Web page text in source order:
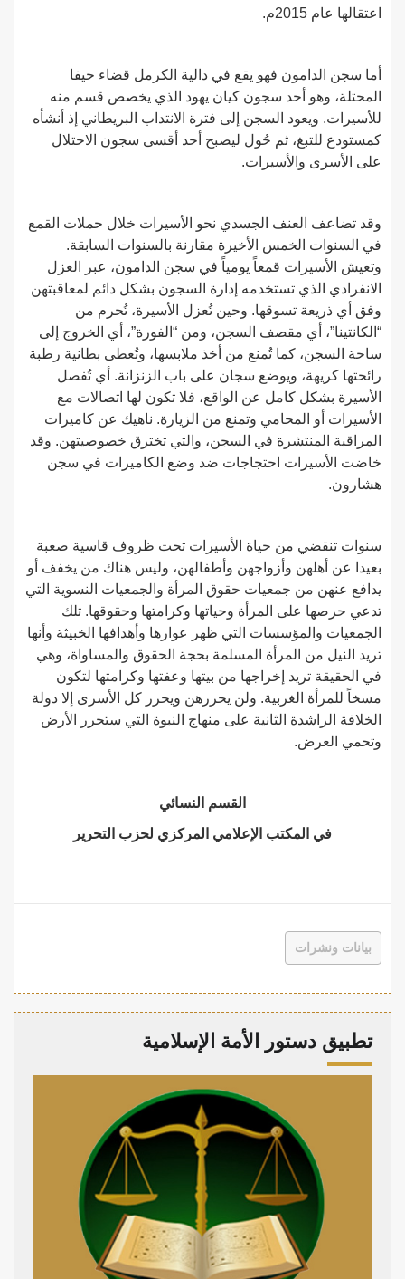
اعتقالها عام 2015م.
أما سجن الدامون فهو يقع في دالية الكرمل قضاء حيفا
المحتلة، وهو أحد سجون كيان يهود الذي يخصص قسم منه
للأسيرات. ويعود السجن إلى فترة الانتداب البريطاني إذ أنشأه
كمستودع للتبغ، ثم حُول ليصبح أحد أقسى سجون الاحتلال
على الأسرى والأسيرات.
وقد تضاعف العنف الجسدي نحو الأسيرات خلال حملات القمع
في السنوات الخمس الأخيرة مقارنة بالسنوات السابقة.
وتعيش الأسيرات قمعاً يومياً في سجن الدامون، عبر العزل
الانفرادي الذي تستخدمه إدارة السجون بشكل دائم لمعاقبتهن
وفق أي ذريعة تسوقها. وحين تُعزل الأسيرة، تُحرم من
“الكانتينا”، أي مقصف السجن، ومن “الفورة”، أي الخروج إلى
ساحة السجن، كما تُمنع من أخذ ملابسها، وتُعطى بطانية رطبة
رائحتها كريهة، ويوضع سجان على باب الزنزانة. أي تُفصل
الأسيرة بشكل كامل عن الواقع، فلا تكون لها اتصالات مع
الأسيرات أو المحامي وتمنع من الزيارة. ناهيك عن كاميرات
المراقبة المنتشرة في السجن، والتي تخترق خصوصيتهن. وقد
خاضت الأسيرات احتجاجات ضد وضع الكاميرات في سجن
هشارون.
سنوات تنقضي من حياة الأسيرات تحت ظروف قاسية صعبة
بعيدا عن أهلهن وأزواجهن وأطفالهن، وليس هناك من يخفف أو
يدافع عنهن من جمعيات حقوق المرأة والجمعيات النسوية التي
تدعي حرصها على المرأة وحياتها وكرامتها وحقوقها. تلك
الجمعيات والمؤسسات التي ظهر عوارها وأهدافها الخبيثة وأنها
تريد النيل من المرأة المسلمة بحجة الحقوق والمساواة، وهي
في الحقيقة تريد إخراجها من بيتها وعفتها وكرامتها لتكون
مسخاً للمرأة الغربية. ولن يحررهن ويحرر كل الأسرى إلا دولة
الخلافة الراشدة الثانية على منهاج النبوة التي ستحرر الأرض
وتحمي العرض.
القسم النسائي
في المكتب الإعلامي المركزي لحزب التحرير
بيانات ونشرات
تطبيق دستور الأمة الإسلامية